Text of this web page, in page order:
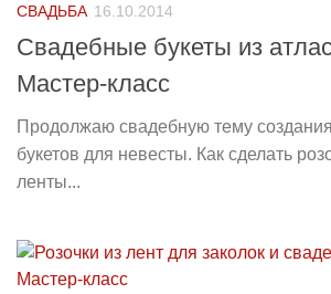
СВАДЬБА 16.10.2014
Свадебные букеты из
Мастер-класс
Продолжаю свадебную тему
букетов для невесты. Как сделать
ленты...